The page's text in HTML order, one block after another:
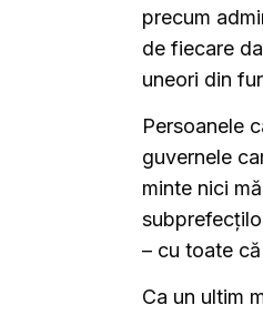
precum
de fiecare
uneori din
Persoanele
guvernele
minte nici
– cu toate
Ca un ultim